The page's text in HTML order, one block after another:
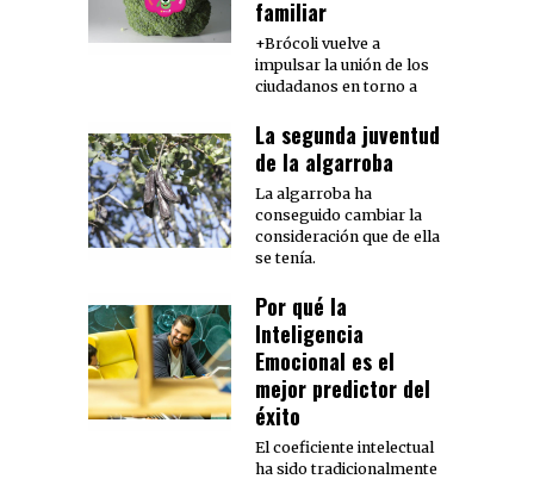
familiar
+Brócoli vuelve a
impulsar la unión de los
ciudadanos en torno a
La segunda juventud
de la algarroba
La algarroba ha
conseguido cambiar la
consideración que de ella
se tenía.
Por qué la
Inteligencia
Emocional es el
mejor predictor del
éxito
El coeficiente intelectual
ha sido tradicionalmente